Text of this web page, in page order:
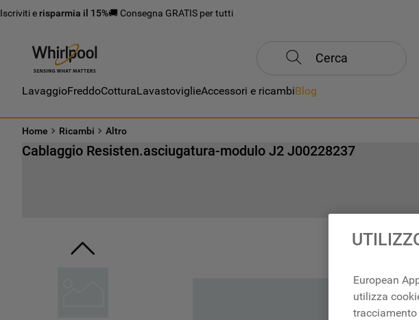
Iscriviti e risparmia il 15%🚚 Consegna GRATIS per tutti
Cerca
LavaggioFreddoCotturaLavastoviglieAccessori e ricambiBlog
Home Ricambi Altro
Cablaggio Resisten.asciugatura-modulo J2 J00228237
European
utilizza